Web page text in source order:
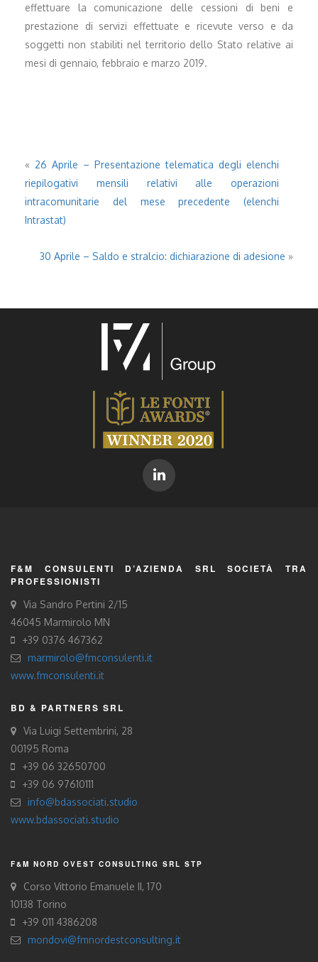
effettuare la comunicazione delle cessioni di beni e
prestazione di servizi effettuate e ricevute verso e da
soggetti non stabiliti nel territorio dello Stato relative ai
mesi di gennaio, febbraio e marzo 2019.
« 26 Aprile – Presentazione telematica degli elenchi
riepilogativi mensili relativi alle operazioni
intracomunitarie del mese precedente (elenchi
Intrastat)
30 Aprile – Saldo e stralcio: dichiarazione di adesione »
F&M CONSULENTI D’AZIENDA SRL SOCIETÀ TRA
PROFESSIONISTI
Via Sandro Pertini 2/15
46045 Marmirolo MN
+39 0376 467362
marmirolo@fmconsulenti.it
www.fmconsulenti.it
BD & PARTNERS SRL
Via Luigi Settembrini, 28
00195 Roma
+39 06 32650700
+39 06 97610111
info@bdassociati.studio
www.bdassociati.studio
F&M NORD OVEST CONSULTING SRL STP
Corso Vittorio Emanuele II, 170
10138 Torino
+39 011 4386208
mondovi@fmnordestconsulting.it